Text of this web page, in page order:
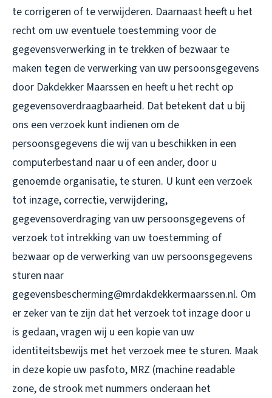
te corrigeren of te verwijderen. Daarnaast heeft u het
recht om uw eventuele toestemming voor de
gegevensverwerking in te trekken of bezwaar te
maken tegen de verwerking van uw persoonsgegevens
door Dakdekker Maarssen en heeft u het recht op
gegevensoverdraagbaarheid. Dat betekent dat u bij
ons een verzoek kunt indienen om de
persoonsgegevens die wij van u beschikken in een
computerbestand naar u of een ander, door u
genoemde organisatie, te sturen. U kunt een verzoek
tot inzage, correctie, verwijdering,
gegevensoverdraging van uw persoonsgegevens of
verzoek tot intrekking van uw toestemming of
bezwaar op de verwerking van uw persoonsgegevens
sturen naar
gegevensbescherming@mrdakdekkermaarssen.nl. Om
er zeker van te zijn dat het verzoek tot inzage door u
is gedaan, vragen wij u een kopie van uw
identiteitsbewijs met het verzoek mee te sturen. Maak
in deze kopie uw pasfoto, MRZ (machine readable
zone, de strook met nummers onderaan het